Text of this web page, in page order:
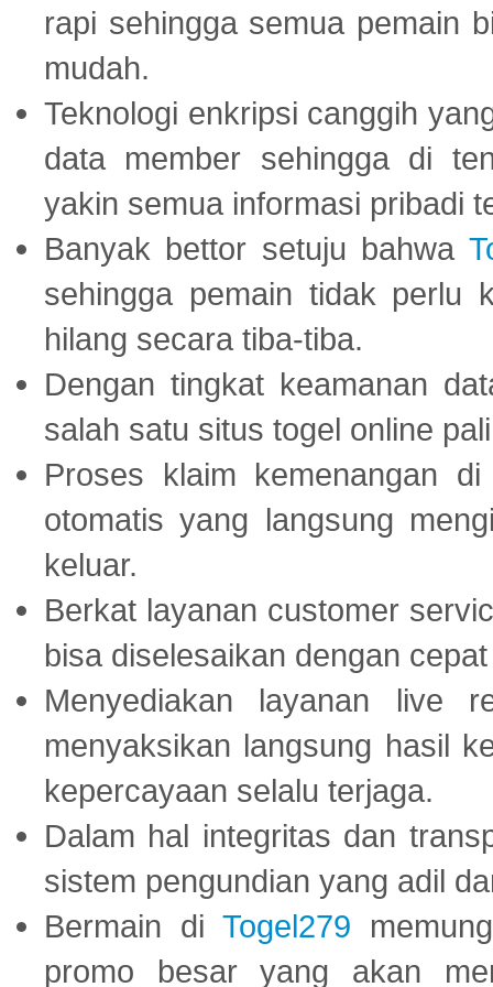
rapi sehingga semua pemain
mudah.
Teknologi enkripsi canggih
data member sehingga di
yakin semua informasi pribadi
Banyak bettor setuju bahwa
sehingga pemain tidak perlu
hilang secara tiba-tiba.
Dengan tingkat keamanan
salah satu situs togel online
Proses klaim kemenangan
otomatis yang langsung
keluar.
Berkat layanan customer
bisa diselesaikan dengan
Menyediakan layanan live
menyaksikan langsung hasil
kepercayaan selalu terjaga.
Dalam hal integritas dan
sistem pengundian yang adil
Bermain diTogel279
promo besar yang akan